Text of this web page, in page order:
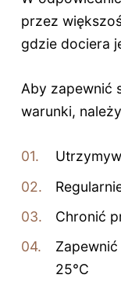
przez
gdzie dociera
Aby zapewnić
warunki,
Chronić
25°C